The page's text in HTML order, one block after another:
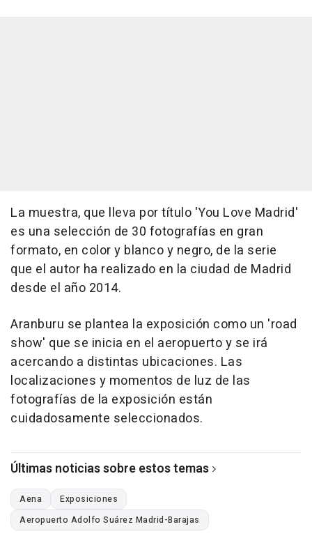
La muestra, que lleva por título 'You Love Madrid'
es una selección de 30 fotografías en gran
formato, en color y blanco y negro, de la serie
que el autor ha realizado en la ciudad de Madrid
desde el año 2014.
Aranburu se plantea la exposición como un 'road
show' que se inicia en el aeropuerto y se irá
acercando a distintas ubicaciones. Las
localizaciones y momentos de luz de las
fotografías de la exposición están
cuidadosamente seleccionados.
Últimas noticias sobre estos temas
Aena
Exposiciones
Aeropuerto Adolfo Suárez Madrid-Barajas